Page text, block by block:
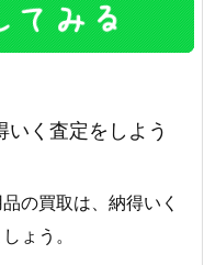
く査定をしよう
の買取は、納得いく
ょう。